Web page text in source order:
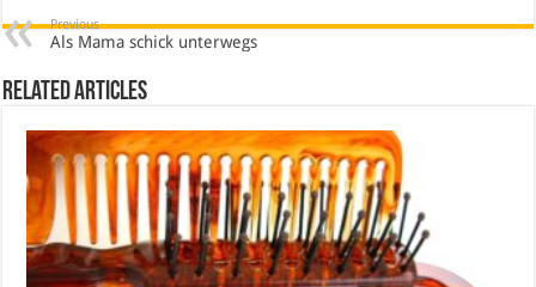
Previous
Als Mama schick unterwegs
Related Articles